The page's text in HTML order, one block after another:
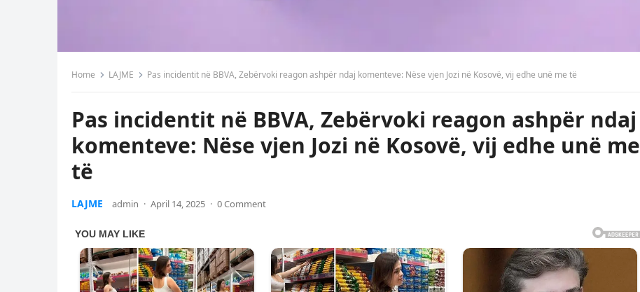
Home LAJME Pas incidentit në BBVA, Zebërvoki reagon ashpër ndaj komenteve: Nëse vjen Jozi në Kosovë, vij edhe unë me të
Pas incidentit në BBVA, Zebërvoki reagon ashpër ndaj
komenteve: Nëse vjen Jozi në Kosovë, vij edhe unë me
të
LAJME admin · April 14, 2025 · 0 Comment